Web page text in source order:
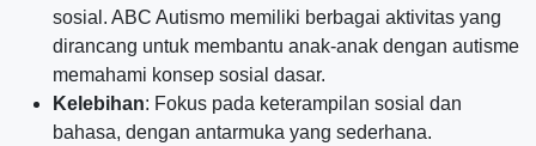
sosial. ABC Autismo memiliki berbagai aktivitas yang
dirancang untuk membantu anak-anak dengan autisme
memahami konsep sosial dasar.
Kelebihan: Fokus pada keterampilan sosial dan
bahasa, dengan antarmuka yang sederhana.